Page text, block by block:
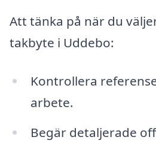
Att tänka på när du
takbyte i Uddebo:
Kontrollera
arbete.
Begär detaljerade